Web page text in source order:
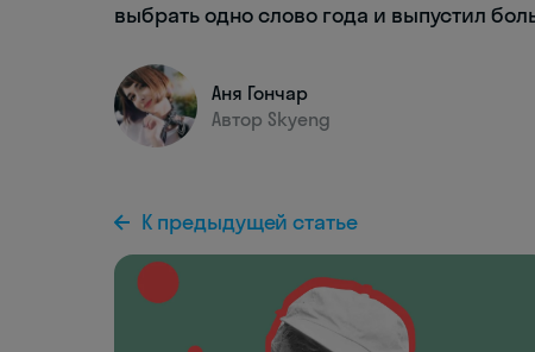
выбрать одно слово года и выпустил
Аня Гончар
Автор Skyeng
К предыдущей статье